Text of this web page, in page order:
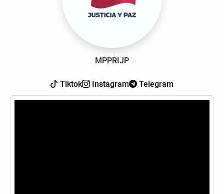
MPPRIJP
Tiktok Instagram Telegram